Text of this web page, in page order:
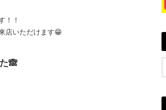
！！
店いただけます😁
🙈